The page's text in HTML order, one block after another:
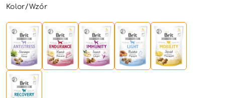
Wariant
Kolor/Wzór